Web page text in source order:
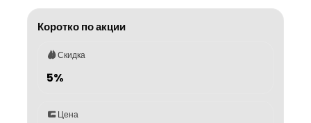
Коротко по акции
Скидка
5%
Цена